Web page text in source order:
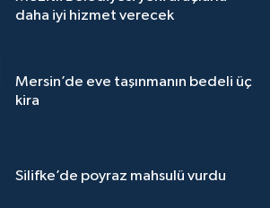
daha iyi hizmet verecek
Mersin’de eve taşınmanın bedeli üç
kira
Silifke’de poyraz mahsulü vurdu